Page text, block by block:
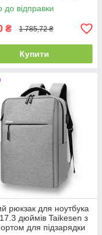
до відправки
₴ 1 785,72 ₴
Купити
рюкзак для ноутбука
дюймів Taikesen з
для підзарядки